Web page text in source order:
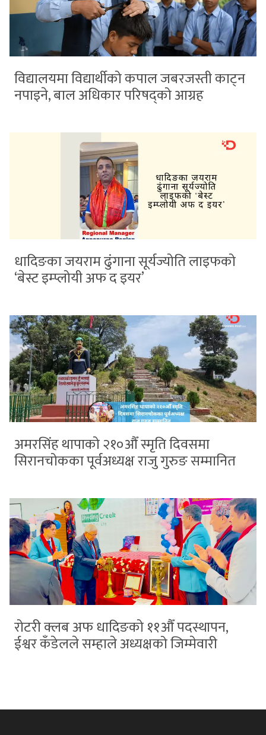
विद्यालयमा विद्यार्थीको कपाल जबरजस्ती काट्न
नपाइने, बाल अधिकार परिषद्को आग्रह
धादिङका जयराम ढुंगाना सूर्यज्योति लाइफको
‘बेस्ट इम्प्लोयी अफ द इयर’
अमरसिंह थापाको २१०औँ स्मृति दिवसमा
सिरानचोकका पूर्वअध्यक्ष राजु गुरुङ सम्मानित
रोटरी क्लब अफ धादिङको ११औँ पदस्थापन,
ईश्वर कँडेलले सम्हाले अध्यक्षको जिम्मेवारी